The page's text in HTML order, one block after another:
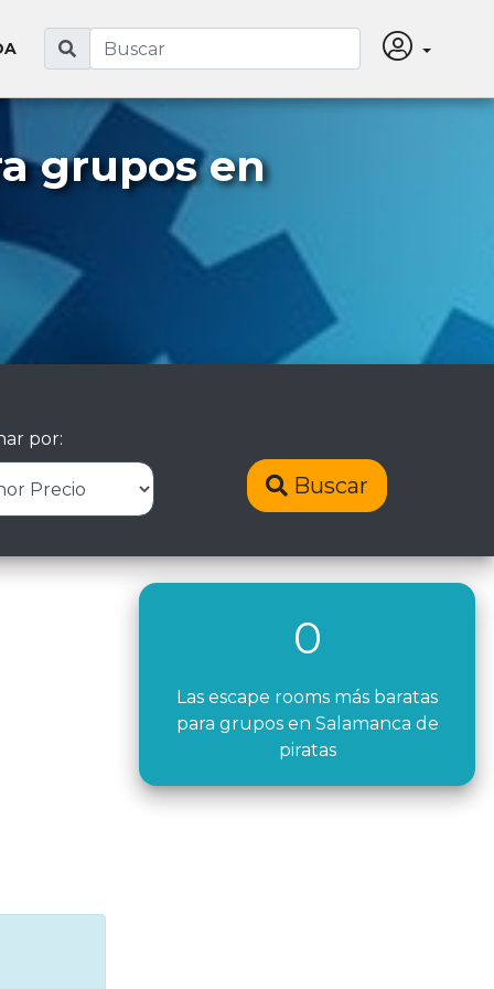
grupos en
por:
Buscar
0
Las escape rooms más baratas
para grupos en Salamanca de
piratas